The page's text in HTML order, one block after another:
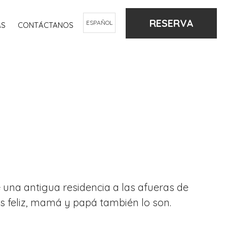
RESERVA
ESPAÑOL
CONTÁCTANOS
antigua residencia a las afueras de
feliz, mamá y papá también lo son.